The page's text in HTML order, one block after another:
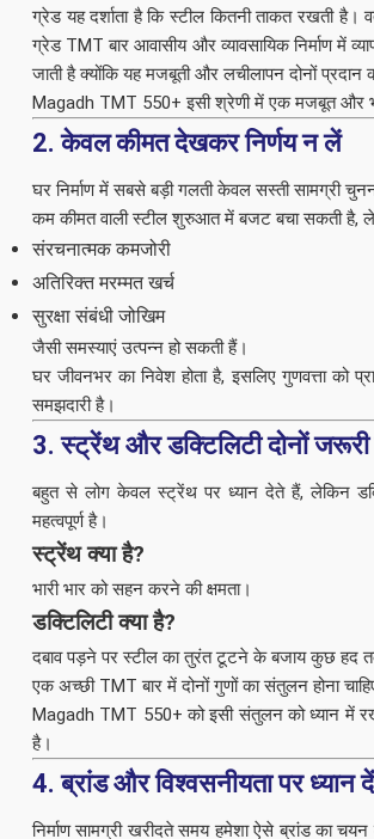
ग्रेड यह दर्शाता है कि स्टील कितनी ताकत रखती है।
ग्रेड TMT बार आवासीय और व्यावसायिक निर्माण में
जाती है क्योंकि यह मजबूती और लचीलापन दोनों प्रदान
Magadh TMT 550+ इसी श्रेणी में एक मजबूत और
2. केवल कीमत देखकर निर्णय न लें
घर निर्माण में सबसे बड़ी गलती केवल सस्ती सामग्री
कम कीमत वाली स्टील शुरुआत में बजट बचा सकती है,
संरचनात्मक कमजोरी
अतिरिक्त मरम्मत खर्च
सुरक्षा संबंधी जोखिम
जैसी समस्याएं उत्पन्न हो सकती हैं।
घर जीवनभर का निवेश होता है, इसलिए गुणवत्ता को
समझदारी है।
3. स्ट्रेंथ और डक्टिलिटी दोनों
बहुत से लोग केवल स्ट्रेंथ पर ध्यान देते हैं, लेकिन
महत्वपूर्ण है।
स्ट्रेंथ क्या है?
भारी भार को सहन करने की क्षमता।
डक्टिलिटी क्या है?
दबाव पड़ने पर स्टील का तुरंत टूटने के बजाय कुछ हद
एक अच्छी TMT बार में दोनों गुणों का संतुलन होना
Magadh TMT 550+ को इसी संतुलन को ध्यान में
है।
4. ब्रांड और विश्वसनीयता पर ध्यान दें
निर्माण सामग्री खरीदते समय हमेशा ऐसे ब्रांड का